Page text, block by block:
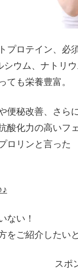
プロテイン、必
シウム、ナトリ
ても栄養豊富。
便秘改善、さら
酸化力の高いフ
ロリンと言った
ない！
をご紹介したい
スポ